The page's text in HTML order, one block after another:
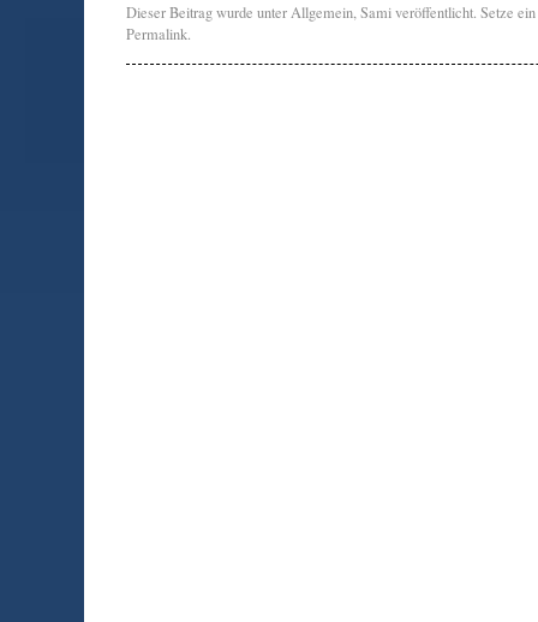
Dieser Beitrag wurde unterAllgemein,Samiveröffentlicht. Setze
Permalink.